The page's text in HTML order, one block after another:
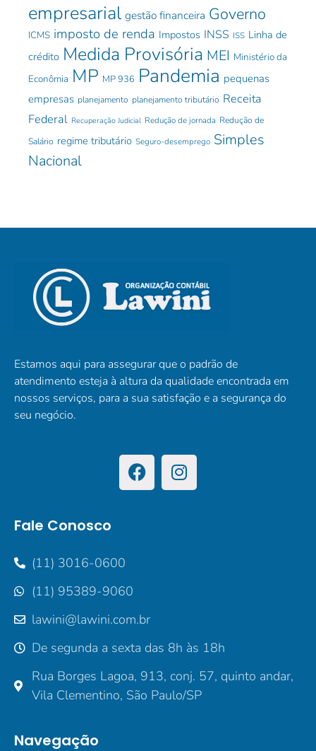
empresarial gestão financeira Governo
ICMS imposto de renda Impostos INSS ISS Linha de
crédito Medida Provisória MEI Ministério da
Econômia MP MP 936 Pandemia pequenas
empresas planejamento planejamento tributário Receita
Federal Recuperação Judicial Redução de jornada Redução de
Salário regime tributário Seguro-desemprego Simples
Nacional
Estamos aqui para assegurar que o padrão de
atendimento esteja à altura da qualidade encontrada em
nossos serviços, para a sua satisfação e a segurança do
seu negócio.
Fale Conosco
(11) 3016-0600
(11) 95389-9060
lawini@lawini.com.br
De segunda a sexta das 8h às 18h
Rua Borges Lagoa, 913, conj. 57, quinto andar,
Vila Clementino, São Paulo/SP
Navegação